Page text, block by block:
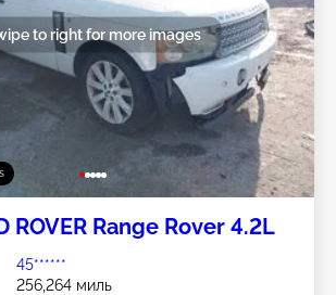
to right for more images
ROVER Range Rover 4.2L
45******
256,264 миль